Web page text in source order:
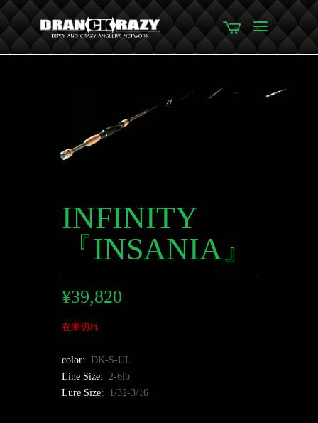
INFINITY
『INSANIA』
¥39,820
在庫切れ
color: DK-S-UL
Line Size:
2-6lb
Lure Size:
1/32-3/16